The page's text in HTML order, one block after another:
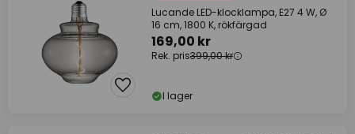
Lucande LED-klocklampa, E27 4 W, Ø
16 cm, 1800 K, rökfärgad
169,00 kr
Rek. pris399,00 kr
I lager